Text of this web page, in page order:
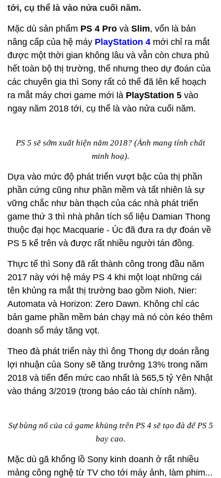
tới, cụ thể là vào nửa cuối năm.
Mặc dù sản phẩm PS 4 Pro và Slim, vốn là bản
nâng cấp của hệ máy PlayStation 4 mới chỉ ra mắt
được một thời gian không lâu và vẫn còn chưa phủ
hết toàn bộ thị trường, thế nhưng theo dự đoán của
các chuyên gia thì Sony rất có thể đã lên kế hoạch
ra mắt máy chơi game mới là PlayStation 5 vào
ngay năm 2018 tới, cụ thể là vào nửa cuối năm.
PS 5 sẽ sớm xuất hiện năm 2018? (Ảnh mang tính chất
minh hoạ).
Dựa vào mức độ phát triển vượt bậc của thị phần
phần cứng cũng như phần mềm và tất nhiên là sự
vững chắc như bàn thạch của các nhà phát triển
game thứ 3 thì nhà phân tích số liệu Damian Thong
thuộc đại học Macquarie - Úc đã đưa ra dự đoán về
PS 5 kể trên và được rất nhiều người tán đồng.
Thực tế thì Sony đã rất thành công trong đầu năm
2017 này với hệ máy PS 4 khi một loạt những cái
tên khủng ra mắt thị trường bao gồm Nioh, Nier:
Automata và Horizon: Zero Dawn. Không chỉ các
bản game phần mềm bán chạy mà nó còn kéo thêm
doanh số máy tăng vọt.
Theo đà phát triển này thì ông Thong dự doán rằng
lợi nhuận của Sony sẽ tăng trưởng 13% trong năm
2018 và tiến đến mức cao nhất là 565,5 tỷ Yên Nhật
vào tháng 3/2019 (trong báo cáo tài chính năm).
Sự bùng nổ của cá game khủng trên PS 4 sẽ tạo đà để PS 5
bay cao.
Mặc dù gã khổng lồ Sony kinh doanh ở rất nhiều
mảng công nghệ từ TV cho tới máy ảnh, làm phim...